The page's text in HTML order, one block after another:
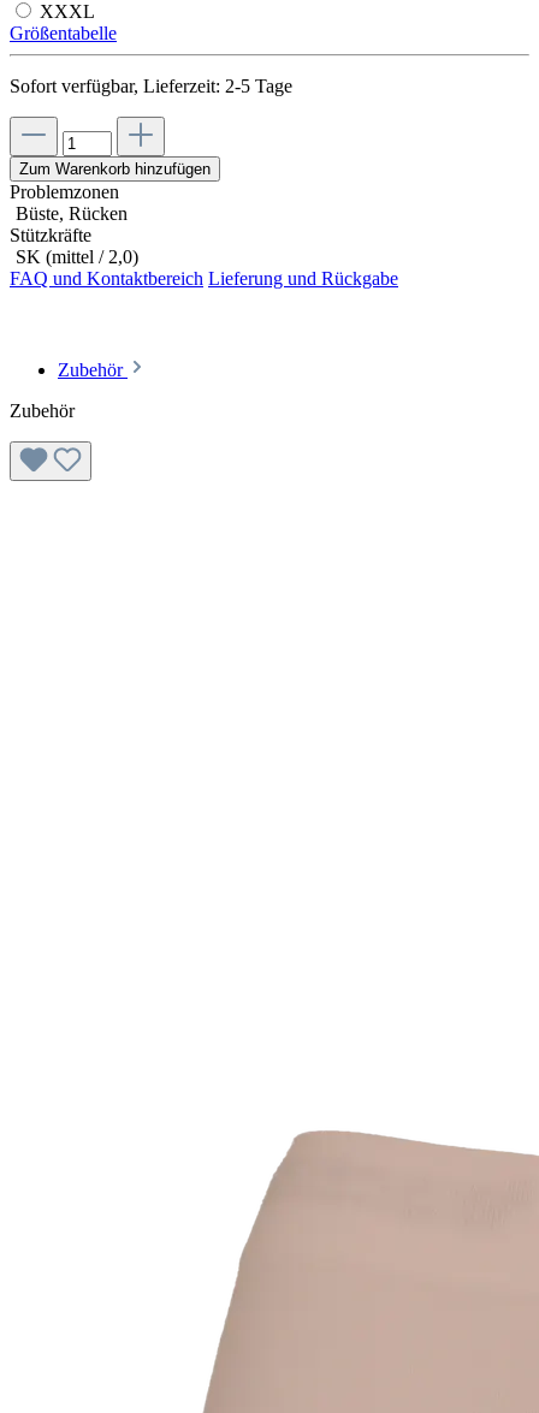
XXXL
Größentabelle
Sofort verfügbar, Lieferzeit: 2-5 Tage
Zum Warenkorb hinzufügen
Problemzonen
Büste, Rücken
Stützkräfte
SK (mittel / 2,0)
FAQ und Kontaktbereich Lieferung und Rückgabe
Zubehör
Zubehör